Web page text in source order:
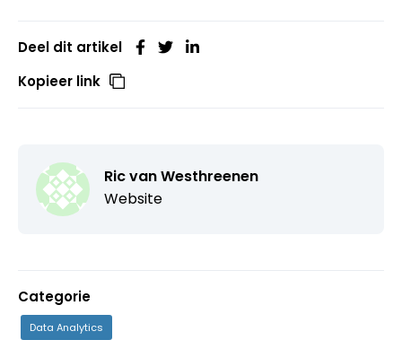
Deel dit artikel
Kopieer link
Ric van Westhreenen
Website
Categorie
Data Analytics